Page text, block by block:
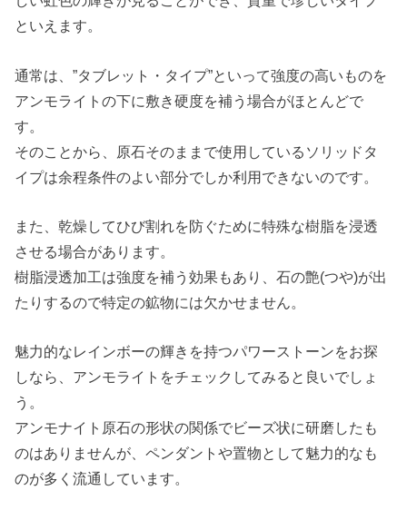
といえます。
通常は、”タブレット・タイプ”といって強度の高いものを
アンモライトの下に敷き硬度を補う場合がほとんどで
す。
そのことから、原石そのままで使用しているソリッドタ
イプは余程条件のよい部分でしか利用できないのです。
また、乾燥してひび割れを防ぐために特殊な樹脂を浸透
させる場合があります。
樹脂浸透加工は強度を補う効果もあり、石の艶(つや)が出
たりするので特定の鉱物には欠かせません。
魅力的なレインボーの輝きを持つパワーストーンをお探
しなら、アンモライトをチェックしてみると良いでしょ
う。
アンモナイト原石の形状の関係でビーズ状に研磨したも
のはありませんが、ペンダントや置物として魅力的なも
のが多く流通しています。